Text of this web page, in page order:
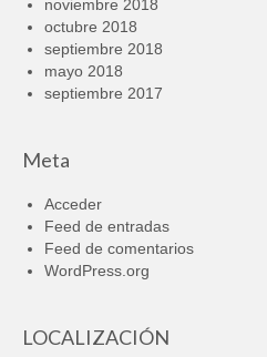
noviembre 2018
octubre 2018
septiembre 2018
mayo 2018
septiembre 2017
Meta
Acceder
Feed de entradas
Feed de comentarios
WordPress.org
LOCALIZACIÓN